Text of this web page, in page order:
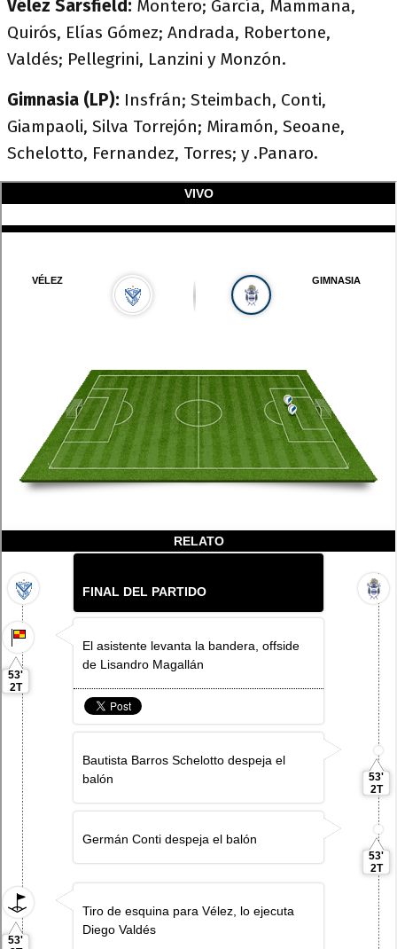
Vélez Sarsfield: Montero; García, Mammana,
Quirós, Elías Gómez; Andrada, Robertone,
Valdés; Pellegrini, Lanzini y Monzón.
Gimnasia (LP): Insfrán; Steimbach, Conti,
Giampaoli, Silva Torrejón; Miramón, Seoane,
Schelotto, Fernandez, Torres; y .Panaro.